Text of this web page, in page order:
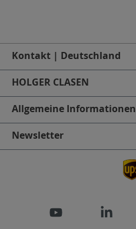
Kontakt | Deutschland
HOLGER CLASEN
Allgemeine Informationen
Newsletter